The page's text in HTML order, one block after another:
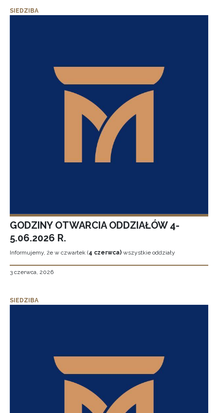
SIEDZIBA
GODZINY OTWARCIA ODDZIAŁÓW 4-
5.06.2026 R.
Informujemy, że w czwartek (4 czerwca) wszystkie oddziały
3 czerwca, 2026
SIEDZIBA